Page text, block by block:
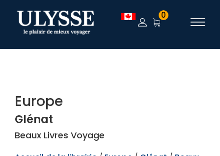
TEST 0
Europe
Glénat
Beaux Livres Voyage